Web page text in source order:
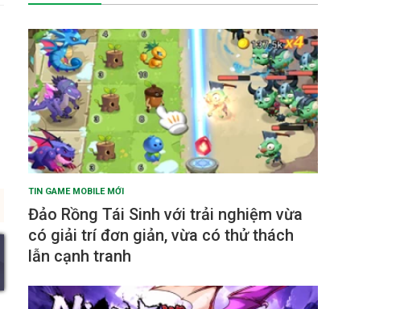
TIN GAME MOBILE MỚI
Đảo Rồng Tái Sinh với trải nghiệm vừa
có giải trí đơn giản, vừa có thử thách
lẫn cạnh tranh